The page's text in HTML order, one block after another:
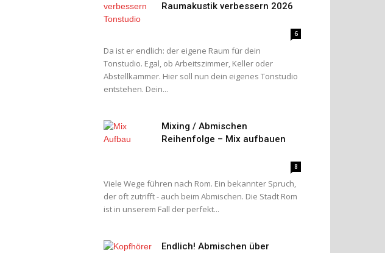
Raumakustik verbessern 2026
6
Da ist er endlich: der eigene Raum für dein
Tonstudio. Egal, ob Arbeitszimmer, Keller oder
Abstellkammer. Hier soll nun dein eigenes Tonstudio
entstehen. Dein...
Mixing / Abmischen
Reihenfolge – Mix aufbauen
8
Viele Wege führen nach Rom. Ein bekannter Spruch,
der oft zutrifft - auch beim Abmischen. Die Stadt Rom
ist in unserem Fall der perfekt...
Endlich! Abmischen über